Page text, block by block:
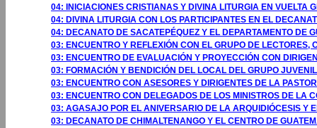
04: INICIACIONES CRISTIANAS Y DIVINA LITURGIA EN VUELTA
04: DIVINA LITURGIA CON LOS PARTICIPANTES EN EL
04: DECANATO DE SACATEPÉQUEZ Y EL DEPARTAMENTO DE
03: ENCUENTRO Y REFLEXIÓN CON EL GRUPO DE
03: ENCUENTRO DE EVALUACIÓN Y PROYECCIÓN CON
03: FORMACIÓN Y BENDICIÓN DEL LOCAL DEL GRUPO
03: ENCUENTRO CON ASESORES Y DIRIGENTES DE LA
03: ENCUENTRO CON DELEGADOS DE LOS MINISTROS DE LA
03: AGASAJO POR EL ANIVERSARIO DE LA ARQUIDIÓCESIS Y
03: DECANATO DE CHIMALTENANGO Y EL CENTRO DE